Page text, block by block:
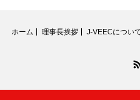
ホーム 理事長挨拶 J-VEECについ